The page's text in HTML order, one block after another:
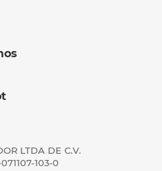
LTDA DE C.V.
103-0